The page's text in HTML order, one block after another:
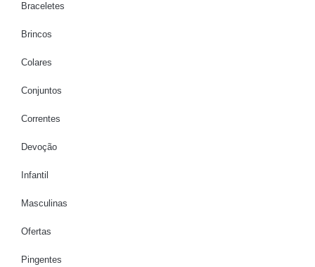
Braceletes
Brincos
Colares
Conjuntos
Correntes
Devoção
Infantil
Masculinas
Ofertas
Pingentes